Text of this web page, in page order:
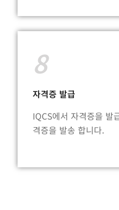
8
자격증 발급
IQCS에서 자격증을 발
격증을 발송 합니다.